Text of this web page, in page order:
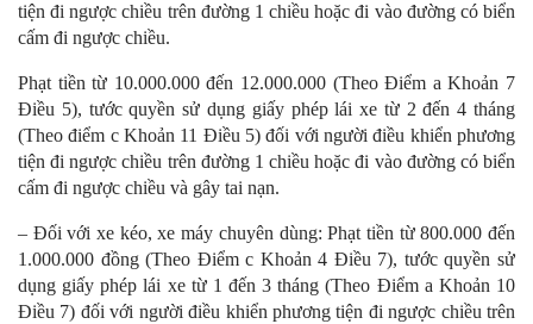
tiện đi ngược chiều trên đường 1 chiều hoặc đi vào đường có biển
cấm đi ngược chiều.
Phạt tiền từ 10.000.000 đến 12.000.000 (Theo Điểm a Khoản 7
Điều 5), tước quyền sử dụng giấy phép lái xe từ 2 đến 4 tháng
(Theo điểm c Khoản 11 Điều 5) đối với người điều khiển phương
tiện đi ngược chiều trên đường 1 chiều hoặc đi vào đường có biển
cấm đi ngược chiều và gây tai nạn.
– Đối với xe kéo, xe máy chuyên dùng: Phạt tiền từ 800.000 đến
1.000.000 đồng (Theo Điểm c Khoản 4 Điều 7), tước quyền sử
dụng giấy phép lái xe từ 1 đến 3 tháng (Theo Điểm a Khoản 10
Điều 7) đối với người điều khiển phương tiện đi ngược chiều trên